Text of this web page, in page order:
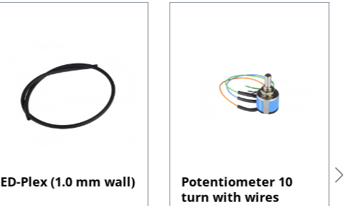
ED-Plex (1.0 mm wall)
Potentiometer 10
turn with wires